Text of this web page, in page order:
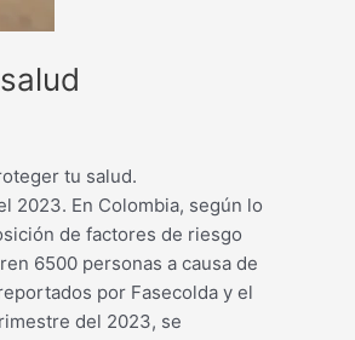
tu salud.
En Colombia, según lo
de factores de riesgo
6500 personas a causa de
por Fasecolda y el
del 2023, se